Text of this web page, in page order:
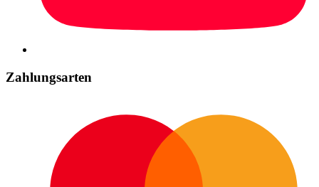
Zahlungsarten